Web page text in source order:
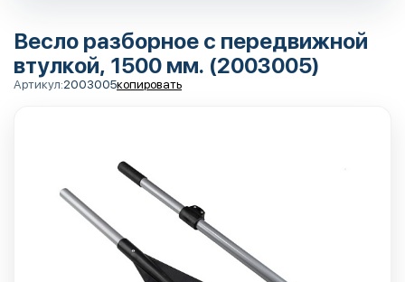
Весло разборное с передвижной
втулкой, 1500 мм. (2003005)
Артикул:2003005копировать